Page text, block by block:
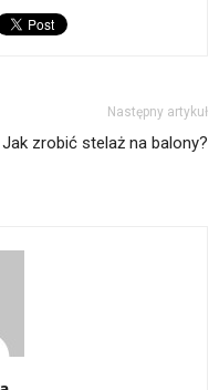
Następny artykuł
Jak zrobić stelaż na balony?